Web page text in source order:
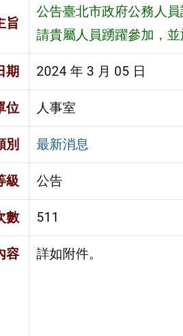
旨
公告臺北市政府公務人
請貴屬人員踴躍參加，
期 2024 年 3 月 05 日
位 人事室
別 最新消息
級 公告
數 511
容 詳如附件。